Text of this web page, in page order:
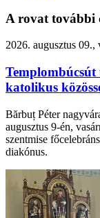
A rovat további
2026. augusztus 09.,
katolikus
Bărbuț Péter
augusztus 9-én,
szentmise
diakónus.